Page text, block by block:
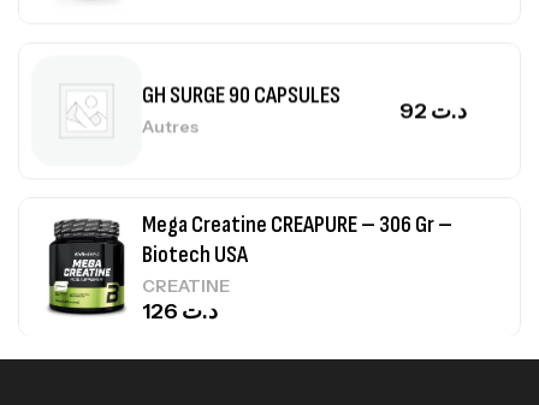
GH SURGE 90 CAPSULES
Autres
د.ت
Mega Creatine CREAPURE – 306 Gr –
Biotech USA
CREATINE
د.ت